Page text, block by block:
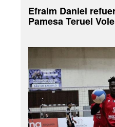
Efraim Daniel
Pamesa Teruel